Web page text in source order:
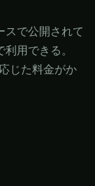
スで公開されて
用できる。
じた料金がか